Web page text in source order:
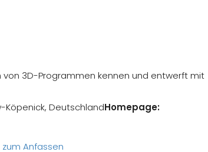
3D-Programmen kennen und entwerft mit
Köpenick, DeutschlandHomepage: